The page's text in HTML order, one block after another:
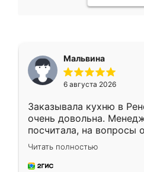
Мальвина
6 августа 2026
Заказывала кухню в
очень довольна.
посчитала, на вопросы
Замерщик приехал в
делу со всей
за день, ребята
Читать полностью